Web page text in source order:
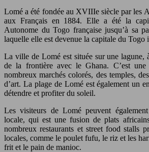
Lomé a été fondée au XVIIIe siècle par les
aux Français en 1884. Elle a été la
Autonome du Togo française jusqu’à sa
laquelle elle est devenue la capitale du Togo
La ville de Lomé est située sur une lagune,
de la frontière avec le Ghana. C’est
nombreux marchés colorés, des temples,
d’art. La plage de Lomé est également un
détendre et profiter du soleil.
Les visiteurs de Lomé peuvent
locale, qui est une fusion de plats
nombreux restaurants et street food stalls
locales, comme le poulet fufu, le riz et les
frit et le pain de manioc.